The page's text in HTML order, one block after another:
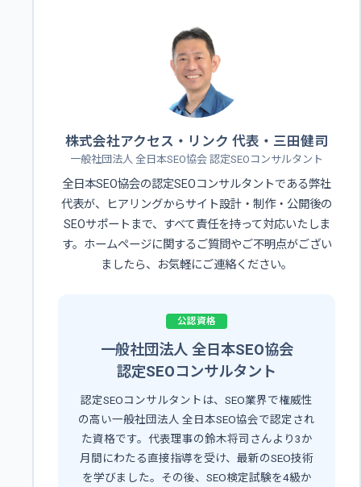
株式会社アクセス・リンク 代表・三田健司
一般社団法人 全日本SEO協会 認定SEOコンサルタント
全日本SEO協会の認定SEOコンサルタントである弊社
代表が、ヒアリングからサイト設計・制作・公開後の
SEOサポートまで、すべて責任を持って対応いたしま
す。ホームページに関するご質問やご不明点がござい
ましたら、お気軽にご連絡ください。
公認資格
一般社団法人 全日本SEO協会
認定SEOコンサルタント
認定SEOコンサルタントは、SEO業界で権威性
の高い一般社団法人 全日本SEO協会で認定され
た資格です。代表理事の鈴木将司さんより3か
月間にわたる直接指導を受け、最新のSEO技術
を学びました。その後、SEO検定試験を4級か